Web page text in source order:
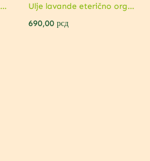
Ulje grejpfruta eterično organsko – Za metabolizam i mršavljenje
Ulje lavande eterično organsko – Za opuštanje i zaštitu od stresa
690,00 рсд